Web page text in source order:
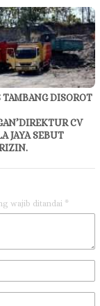
DISOROT
CV
JAYA SEBUT
wajib ditandai *